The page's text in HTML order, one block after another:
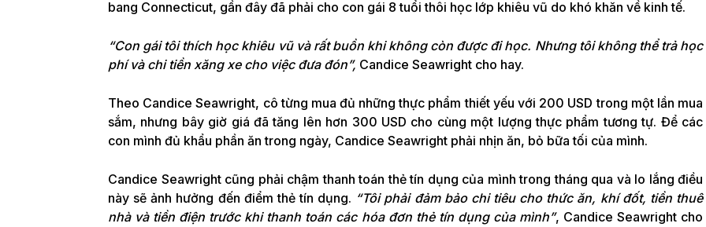
bang Connecticut, gần đây đã phải cho con gái 8 tuổi thôi học lớp khiêu vũ do khó khăn về kinh tế.
“Con gái tôi thích học khiêu vũ và rất buồn khi không còn được đi học. Nhưng tôi không thể trả học
phí và chi tiền xăng xe cho việc đưa đón”, Candice Seawright cho hay.
Theo Candice Seawright, cô từng mua đủ những thực phẩm thiết yếu với 200 USD trong một lần mua
sắm, nhưng bây giờ giá đã tăng lên hơn 300 USD cho cùng một lượng thực phẩm tương tự. Để các
con mình đủ khẩu phần ăn trong ngày, Candice Seawright phải nhịn ăn, bỏ bữa tối của mình.
Candice Seawright cũng phải chậm thanh toán thẻ tín dụng của mình trong tháng qua và lo lắng điều
này sẽ ảnh hưởng đến điểm thẻ tín dụng. “Tôi phải đảm bảo chi tiêu cho thức ăn, khí đốt, tiền thuê
nhà và tiền điện trước khi thanh toán các hóa đơn thẻ tín dụng của mình”, Candice Seawright cho